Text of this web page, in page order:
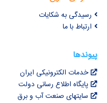
رسیدگی به شکایات
ارتباط با ما
پیوندها
خدمات الکترونیکی ایران
پایگاه اطلاع رسانی دولت
سایتهای صنعت آب و برق